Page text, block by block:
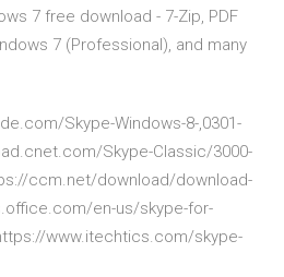
7 free download - 7-Zip, PDF
7 (Professional), and many
Skype-Windows-8-,0301-
Skype-Classic/3000-
ccm.net/download/download-
en-us/skype-for-
www.itechtics.com/skype-